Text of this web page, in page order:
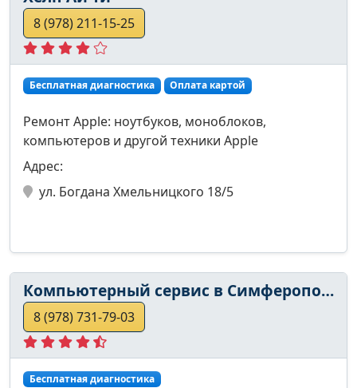
8 (978) 211-15-25
Бесплатная диагностика Оплата картой
Ремонт Apple: ноутбуков, моноблоков,
компьютеров и другой техники Apple
Адрес:
ул. Богдана Хмельницкого 18/5
Компьютерный сервис в Симферополе
8 (978) 731-79-03
Бесплатная диагностика